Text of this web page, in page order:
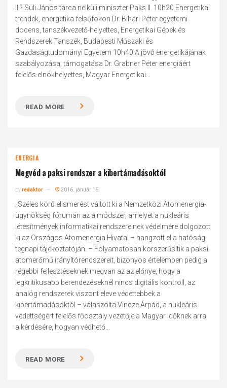
II.? Süli János tárca nélküli miniszter Paks II. 10h20 Energetikai
trendek, energetika felsőfokon Dr. Bihari Péter egyetemi
docens, tanszékvezető-helyettes, Energetikai Gépek és
Rendszerek Tanszék, Budapesti Műszaki és
Gazdaságtudományi Egyetem 10h40 A jövő energetikájának
szabályozása, támogatása Dr. Grabner Péter energiáért
felelős elnökhelyettes, Magyar Energetikai...
READ MORE
ENERGIA
Megvéd a paksi rendszer a kibertámadásoktól
byredaktor 2016. január 16.
„Széles körű elismerést váltott ki a Nemzetközi Atomenergia-
ügynökség fórumán az a módszer, amelyet a nukleáris
létesítmények informatikai rendszereinek védelmére dolgozott
ki az Országos Atomenergia Hivatal – hangzott el a hatóság
tegnapi tájékoztatóján. – Folyamatosan korszerűsítik a paksi
atomerőmű irányítórendszereit, bizonyos értelemben pedig a
régebbi fejlesztéseknek megvan az az előnye, hogy a
legkritikusabb berendezéseknél nincs digitális kontroll, az
analóg rendszerek viszont eleve védettebbek a
kibertámadásoktól – válaszolta Vincze Árpád, a nukleáris
védettségért felelős főosztály vezetője a Magyar Időknek arra
a kérdésére, hogyan védhető...
READ MORE